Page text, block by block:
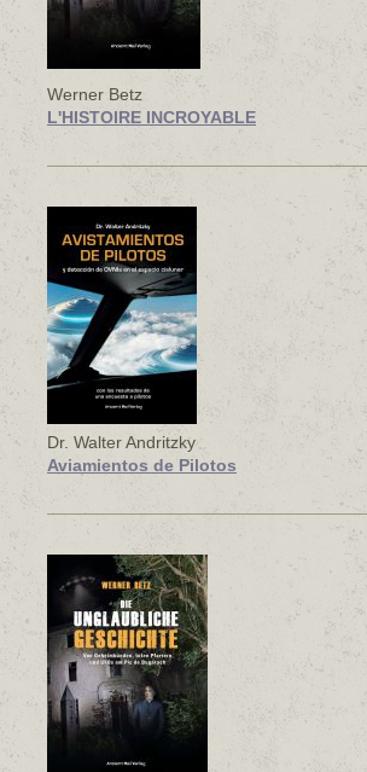
Werner Betz
L'HISTOIRE INCROYABLE
Dr. Walter Andritzky
Aviamientos de Pilotos